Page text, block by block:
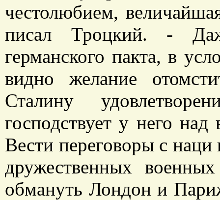
честолюбием,
писал Троцкий. -
германского пакта, в
видно желание
Сталину
господствует у него
Вести переговоры с
дружественных
обмануть Лондон и